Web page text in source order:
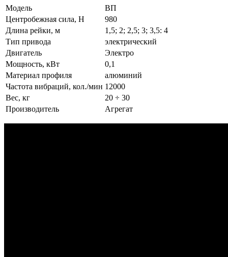
Модель
ВП
Центробежная сила, Н
980
Длина рейки, м
1,5; 2; 2,5; 3; 3,5: 4
Тип привода
электрический
Двигатель
Электро
Мощность, кВт
0,1
Материал профиля
алюминий
Частота вибраций, кол./мин 12000
Вес, кг
20 ÷ 30
Производитель
Агрегат